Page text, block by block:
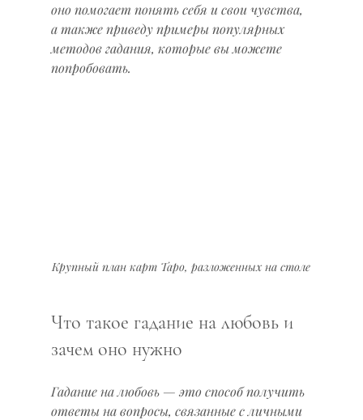
оно помогает понять себя и свои чувства,
а также приведу примеры популярных
методов гадания, которые вы можете
попробовать.
Крупный план карт Таро, разложенных на столе
Что такое гадание на любовь и
зачем оно нужно
Гадание на любовь — это способ получить
ответы на вопросы, связанные с личными